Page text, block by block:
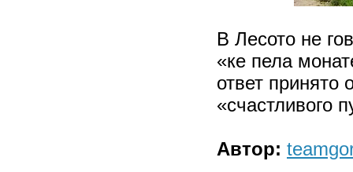
В Лесото не
«ке пела
ответ принято
«счастливого
Автор: